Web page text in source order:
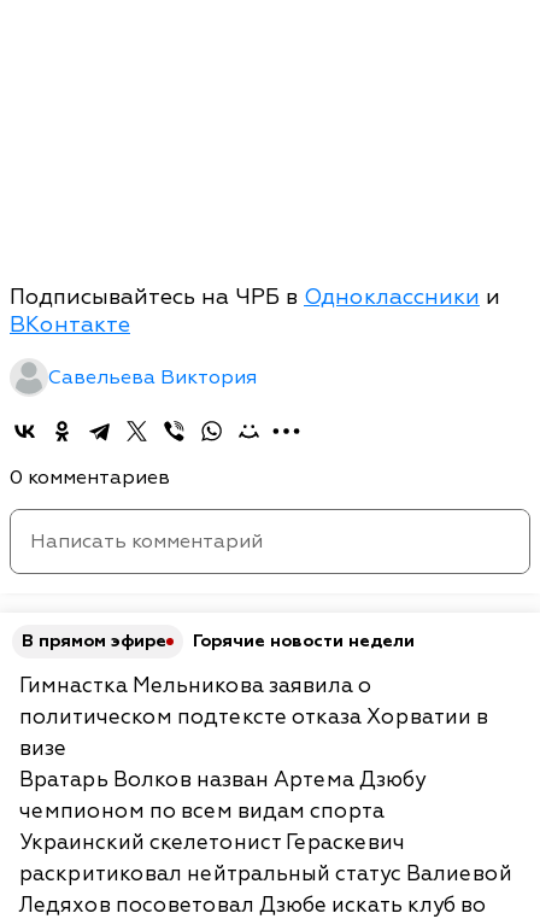
Подписывайтесь на ЧРБ в Одноклассники и
ВКонтакте
Савельева Виктория
0 комментариев
В прямом эфире Горячие новости недели
Гимнастка Мельникова заявила о
политическом подтексте отказа Хорватии в
визе
Вратарь Волков назван Артема Дзюбу
чемпионом по всем видам спорта
Украинский скелетонист Гераскевич
раскритиковал нейтральный статус Валиевой
Ледяхов посоветовал Дзюбе искать клуб во